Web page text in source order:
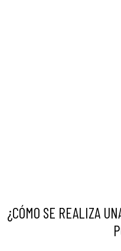
¿CÓMO SE REALIZA